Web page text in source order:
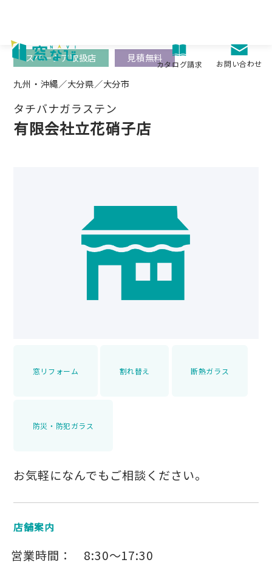
content
カタログ請求 お問い合わせ
九州・沖縄／大分県／大分市
タチバナガラステン
有限会社立花硝子店
スペーシア取扱店 見積無料
窓リフォーム 割れ替え 断熱ガラス
防災・防犯ガラス
お気軽になんでもご相談ください。
店舗案内
営業時間：
8:30～17:30